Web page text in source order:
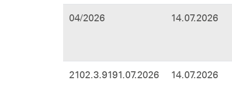
04/2026 14.07.2026
2102.3.9191.07.2026 14.07.2026